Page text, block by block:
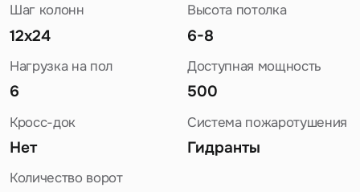
Шаг колонн
12х24
Высота потолка
6-8
Нагрузка на пол
6
Доступная мощность
500
Кросс-док
Нет
Система пожаротушения
Гидранты
Количество ворот